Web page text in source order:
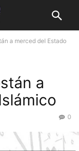
a merced del Estado
a
0